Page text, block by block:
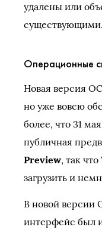
удалены или
существующими.
Операционные
Новая версия
но уже вовсю
более, что 31
публичная
Preview, так что
загрузить и
В новой
интерфейс был